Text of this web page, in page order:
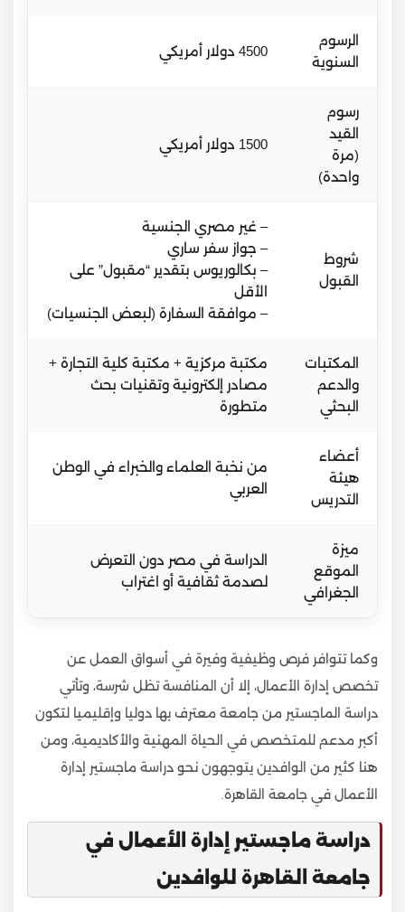
الرسوم
السنوية
4500 دولار أمريكي
رسوم
القيد
(مرة
واحدة)
1500 دولار أمريكي
شروط
القبول
– غير مصري الجنسية
– جواز سفر ساري
– بكالوريوس بتقدير “مقبول” على
الأقل
– موافقة السفارة (لبعض الجنسيات)
المكتبات
والدعم
البحثي
مكتبة مركزية + مكتبة كلية التجارة +
مصادر إلكترونية وتقنيات بحث
متطورة
أعضاء
هيئة
التدريس
من نخبة العلماء والخبراء في الوطن
العربي
ميزة
الموقع
الجغرافي
الدراسة في مصر دون التعرض
لصدمة ثقافية أو اغتراب
وكما تتوافر فرص وظيفية وفيرة في أسواق العمل عن
تخصص إدارة الأعمال، إلا أن المنافسة تظل شرسة، وتأتي
دراسة الماجستير من جامعة معترف بها دوليا وإقليميا لتكون
أكبر مدعم للمتخصص في الحياة المهنية والأكاديمية، ومن
هنا كثير من الوافدين يتوجهون نحو دراسة ماجستير إدارة
الأعمال في جامعة القاهرة.
دراسة ماجستير إدارة الأعمال في
جامعة القاهرة للوافدين